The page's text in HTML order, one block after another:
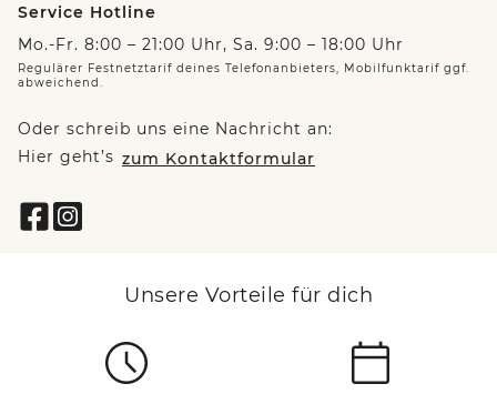
Service Hotline
Mo.-Fr. 8:00 – 21:00 Uhr, Sa. 9:00 – 18:00 Uhr
Regulärer Festnetztarif deines Telefonanbieters, Mobilfunktarif ggf.
abweichend.
Oder schreib uns eine Nachricht an:
Hier geht’s zum Kontaktformular
Unsere Vorteile für dich